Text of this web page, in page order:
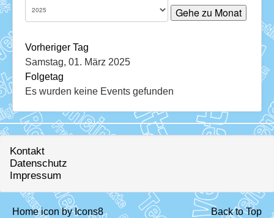
Services
Download
Ratskeller
Gehe zu Monat
Vorheriger Tag
Samstag, 01. März 2025
Folgetag
Es wurden keine Events gefunden
Kontakt
Datenschutz
Impressum
Home icon by Icons8
Back to Top